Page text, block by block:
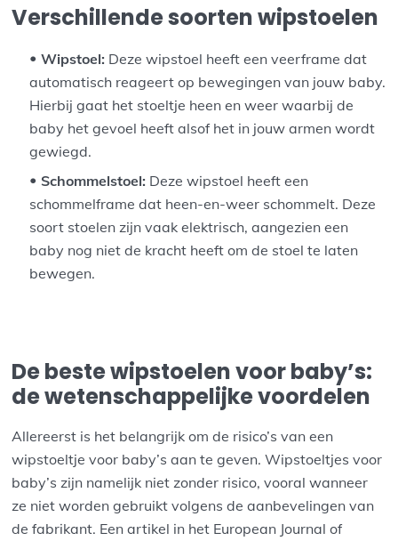
Verschillende soorten wipstoelen
Wipstoel: Deze wipstoel heeft een veerframe dat
automatisch reageert op bewegingen van jouw baby.
Hierbij gaat het stoeltje heen en weer waarbij de
baby het gevoel heeft alsof het in jouw armen wordt
gewiegd.
Schommelstoel: Deze wipstoel heeft een
schommelframe dat heen-en-weer schommelt. Deze
soort stoelen zijn vaak elektrisch, aangezien een
baby nog niet de kracht heeft om de stoel te laten
bewegen.
De beste wipstoelen voor baby’s:
de wetenschappelijke voordelen
Allereerst is het belangrijk om de risico’s van een
wipstoeltje voor baby’s aan te geven. Wipstoeltjes voor
baby’s zijn namelijk niet zonder risico, vooral wanneer
ze niet worden gebruikt volgens de aanbevelingen van
de fabrikant. Een artikel in het European Journal of